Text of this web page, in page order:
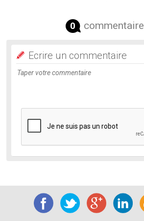
0 commentaire
Ecrire un commentaire